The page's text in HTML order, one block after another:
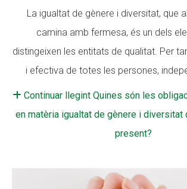
La igualtat de gènere i diversitat, que
camina amb fermesa, és un dels
distingeixen les entitats de qualitat. Per
i efectiva de totes les persones,
Continuar llegint Quines són les
en matèria igualtat de gènere i diversitat
present?
CONEIX FUNDESPLAI
CONEIX FUNDESPLAI